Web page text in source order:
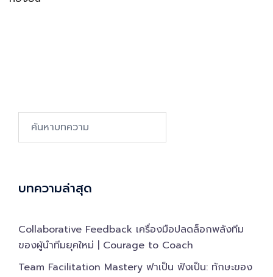
Search…
บทความล่าสุด
Collaborative Feedback เครื่องมือปลดล็อกพลังทีม
ของผู้นำทีมยุคใหม่ | Courage to Coach
Team Facilitation Mastery ฟาเป็น ฟังเป็น: ทักษะของ